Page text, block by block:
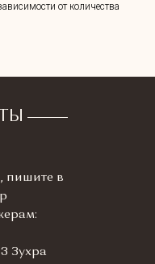
от количества
пишите в
Зухра